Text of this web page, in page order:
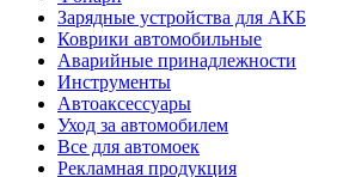
Зарядные устройства для АКБ
Коврики автомобильные
Аварийные принадлежности
Инструменты
Автоаксессуары
Уход за автомобилем
Все для автомоек
Рекламная продукция